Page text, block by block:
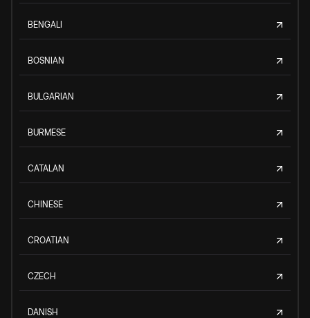
BENGALI
BOSNIAN
BULGARIAN
BURMESE
CATALAN
CHINESE
CROATIAN
CZECH
DANISH